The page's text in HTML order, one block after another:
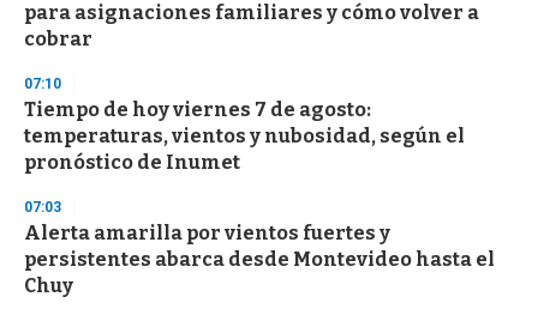
para asignaciones familiares y cómo volver a
cobrar
07:10
Tiempo de hoy viernes 7 de agosto:
temperaturas, vientos y nubosidad, según el
pronóstico de Inumet
07:03
Alerta amarilla por vientos fuertes y
persistentes abarca desde Montevideo hasta el
Chuy